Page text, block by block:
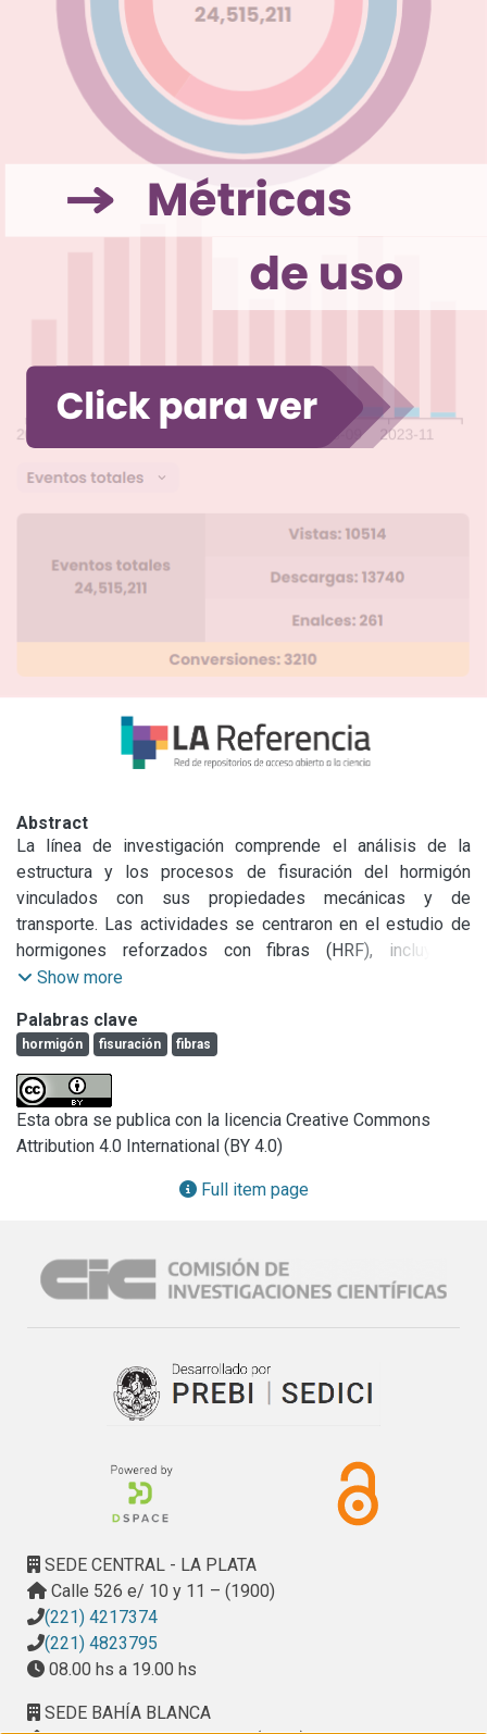
Abstract
La línea de investigación comprende el análisis de la
estructura y los procesos de fisuración del hormigón
vinculados con sus propiedades mecánicas y de
transporte. Las actividades se centraron en el estudio de
hormigones reforzados con fibras (HRF), incluyendo
diferentes macrofibras de acero (bajo y alto carbono),
Se evaluó el comportamiento postpico de HRF variando el
tipo y contenido de fibras, como así también las
condiciones de carga; se destaca el estudio de las
deformaciones diferidas bajo cargas de larga duración de
HRF fisurados. Otros trabajos analizan el efecto de las
fibras en hormigones dañados, ya sea para controlar los
procesos de generación de daño como para que el
aplicaciones de hormigones de muy alta resistencia y se
inició un estudio sobre Hormigones de Ultra Alta
Show more
Palabras clave
hormigón fisuración fibras
Esta obra se publica con la licencia Creative Commons
Attribution 4.0 International (BY 4.0)
Full item page
SEDE CENTRAL - LA PLATA
Calle 526 e/ 10 y 11 – (1900)
(221) 4217374
(221) 4823795
08.00 hs a 19.00 hs
SEDE BAHÍA BLANCA